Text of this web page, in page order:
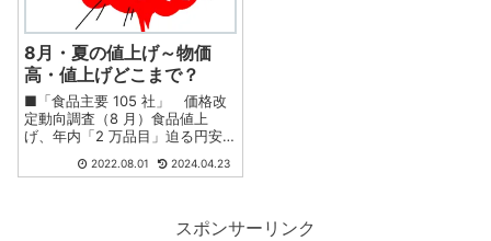
8月・夏の値上げ～物価
高・値上げどこまで？
■「食品主要 105 社」 価格改
定動向調査（8 月）食品値上
げ、年内「2 万品目」迫る円安
～ 8 月は 2400 品目、10 月には
2022.08.01 2024.04.23
スポンサーリンク